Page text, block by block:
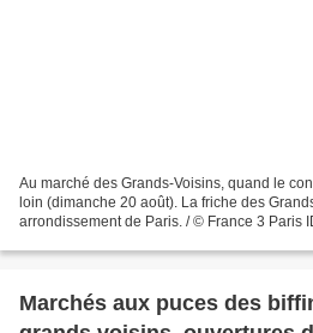
Au marché des Grands-Voisins, quand le
loin (dimanche 20 août). La friche des
arrondissement de Paris. / © France 3 Paris
Marchés aux puces des